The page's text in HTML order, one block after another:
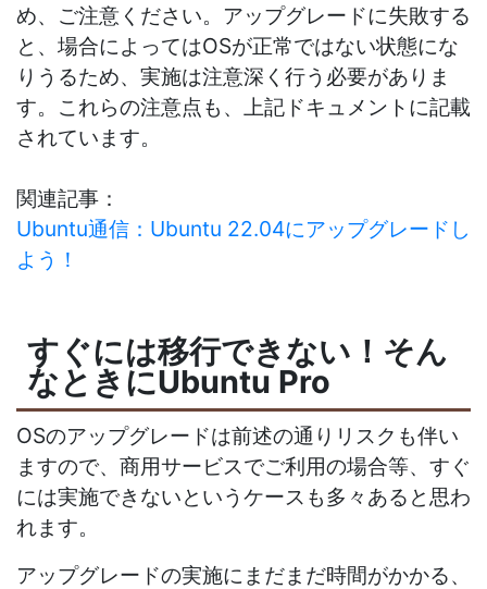
め、ご注意ください。アップグレードに失敗する
と、場合によってはOSが正常ではない状態にな
りうるため、実施は注意深く行う必要がありま
す。これらの注意点も、上記ドキュメントに記載
されています。
関連記事：
Ubuntu通信：Ubuntu 22.04にアップグレードし
よう！
すぐには移行できない！そん
なときにUbuntu Pro
OSのアップグレードは前述の通りリスクも伴い
ますので、商用サービスでご利用の場合等、すぐ
には実施できないというケースも多々あると思わ
れます。
アップグレードの実施にまだまだ時間がかかる、